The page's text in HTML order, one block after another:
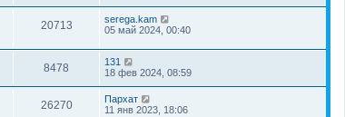
20713
serega.kam
05 май 2024, 00:40
8478
131
18 фев 2024, 08:59
26270
Пархат
11 янв 2023, 18:06